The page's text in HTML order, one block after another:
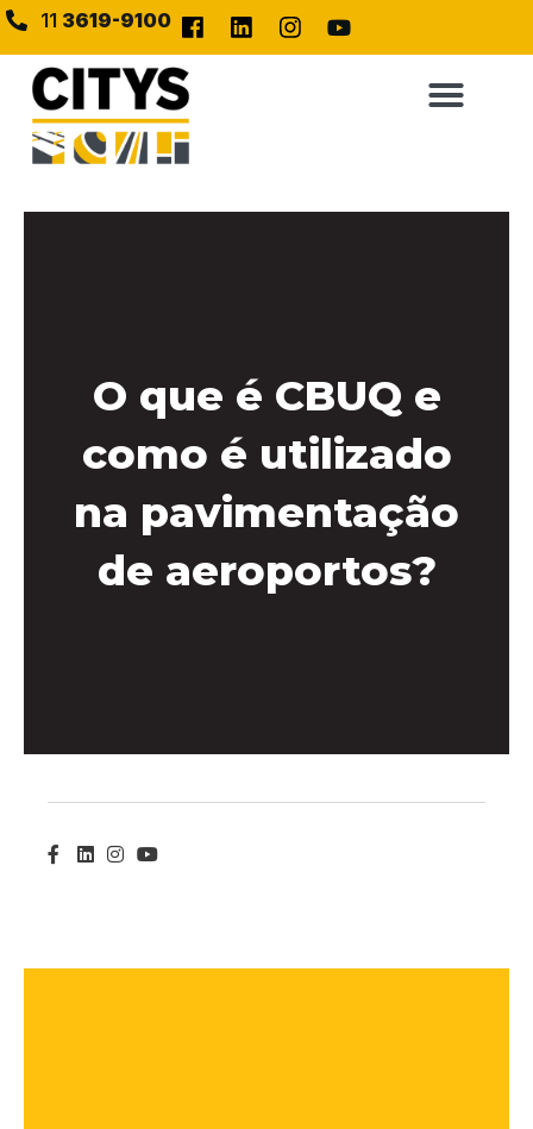
11 3619-9100
O que é CBUQ e
como é utilizado
na pavimentação
de aeroportos?